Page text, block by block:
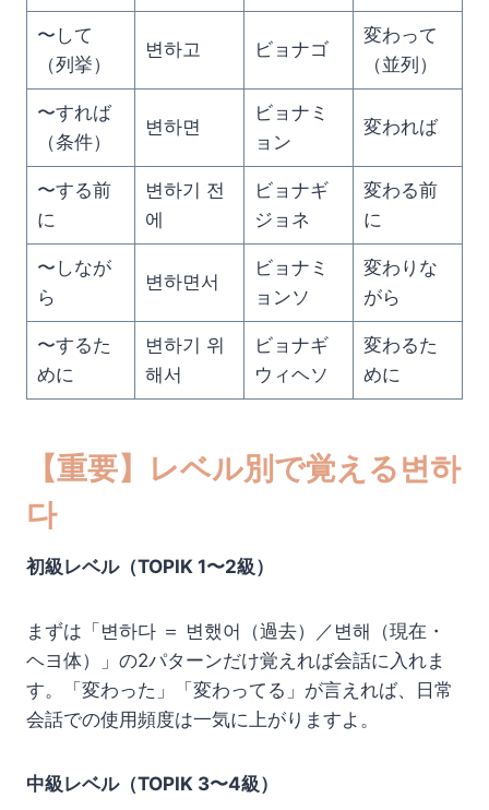
〜して
（列挙）
변하고 ビョナゴ
変わって
（並列）
〜すれば
（条件）
변하면
ビョナミ
ョン
変われば
〜する前
に
변하기 전
에
ビョナギ
ジョネ
変わる前
に
〜しなが
ら
변하면서
ビョナミ
ョンソ
変わりな
がら
〜するた
めに
변하기 위
해서
ビョナギ
ウィヘソ
変わるた
めに
【重要】レベル別で覚える변하
다
初級レベル（TOPIK 1〜2級）
まずは「변하다 ＝ 변했어（過去）／변해（現在・
ヘヨ体）」の2パターンだけ覚えれば会話に入れま
す。「変わった」「変わってる」が言えれば、日常
会話での使用頻度は一気に上がりますよ。
中級レベル（TOPIK 3〜4級）